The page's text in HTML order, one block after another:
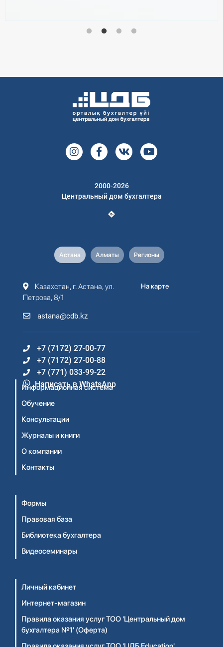
2000-2026
Центральный дом бухгалтера
Астана Алматы Регионы
Казахстан, г. Астана, ул.
Петрова, 8/1
astana@cdb.kz
На карте
+7 (7172) 27-00-77
+7 (7172) 27-00-88
+7 (771) 033-99-22
Написать в WhatsApp
Информационная система
Обучение
Консультации
Журналы и книги
О компании
Контакты
Формы
Правовая база
Библиотека бухгалтера
Видеосеминары
Личный кабинет
Интернет-магазин
Правила оказания услуг ТОО 'Центральный дом
бухгалтера №1' (Оферта)